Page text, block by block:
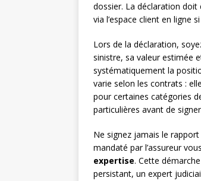
dossier. La déclaration
via l’espace client en ligne
Lors de la déclaration,
sinistre, sa valeur estimée
systématiquement la
varie selon les contrats :
pour certaines catégories
particulières avant de
Ne signez jamais le rapport
mandaté par l’assureur
expertise. Cette
persistant, un expert